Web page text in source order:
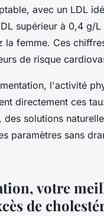
avec un LDL
supérieur à 0,4 g/
la femme. Ces
de risque
l'activité
directement ces
des solutions
paramètres sans
votre
de